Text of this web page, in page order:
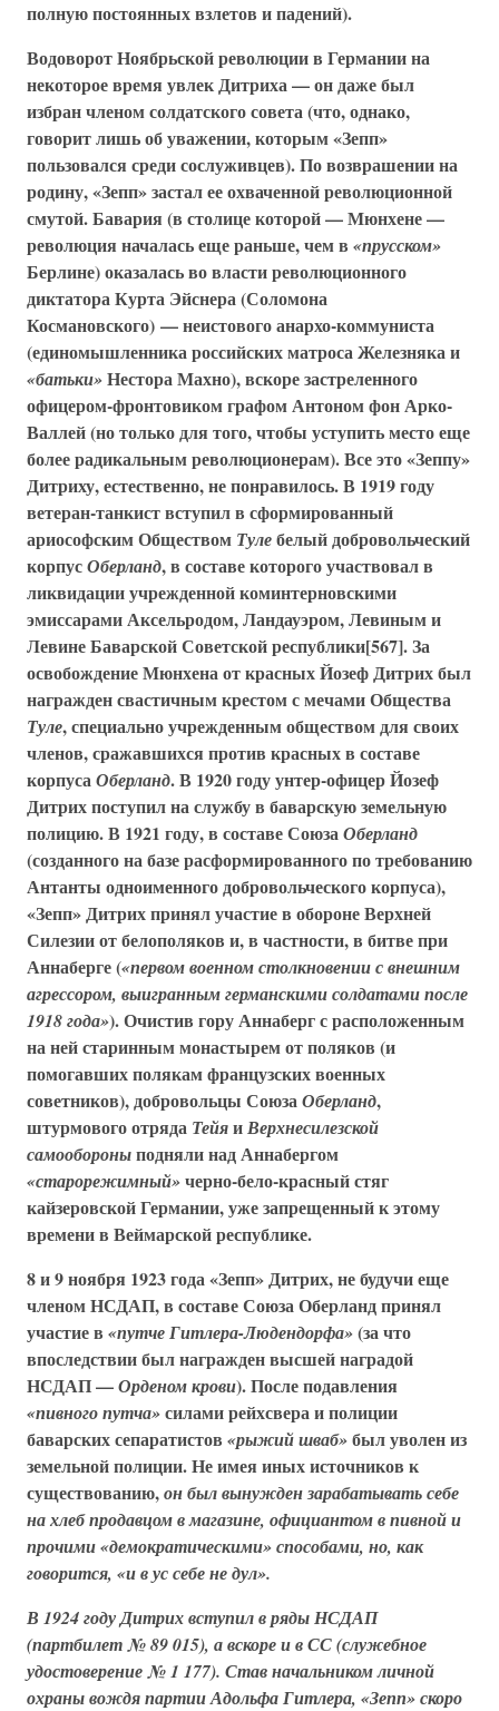
полную постоянных взлетов и падений).
Водоворот Ноябрьской революции в Германии на
некоторое время увлек Дитриха — он даже был
избран членом солдатского совета (что, однако,
говорит лишь об уважении, которым «Зепп»
пользовался среди сослуживцев). По возврашении на
родину, «Зепп» застал ее охваченной революционной
смутой. Бавария (в столице которой — Мюнхене —
революция началась еще раньше, чем в «прусском»
Берлине) оказалась во власти революционного
диктатора Курта Эйснера (Соломона
Космановского) — неистового анархо-коммуниста
(единомышленника российских матроса Железняка и
«батьки»Нестора Махно), вскоре застреленного
офицером-фронтовиком графом Антоном фон Арко-
Валлей (но только для того, чтобы уступить место еще
более радикальным революционерам). Все это «Зеппу»
Дитриху, естественно, не понравилось. В 1919 году
ветеран-танкист вступил в сформированный
ариософскимОбществом Тулебелыйдобровольческий
корпусОберланд, в составе которого участвовал в
ликвидации учрежденной коминтерновскими
эмиссарами Аксельродом, Ландауэром, Левиным и
ЛевинеБаварской Советской республики[567]. За
освобождение Мюнхена от красных Йозеф Дитрих был
награжден свастичным крестом с мечамиОбщества
Туле, специально учрежденным обществом для своих
членов, сражавшихся против красных в составе
корпусаОберланд. В 1920 году унтер-офицер Йозеф
Дитрих поступил на службу в баварскую земельную
полицию. В 1921 году, в составеСоюзаОберланд
(созданного на базе расформированного по требованию
Антанты одноименного добровольческого корпуса),
«Зепп» Дитрих принял участие в обороне Верхней
Силезии от белополяков и, в частности, в битве при
Аннаберге («первом военном столкновении с внешним
агрессором, выигранным германскими солдатами после
1918 года»). Очистив гору Аннаберг с расположенным
на ней старинным монастырем от поляков (и
помогавших полякам французских военных
советников), добровольцы СоюзаОберланд,
штурмового отряда ТейяиВерхнесилезской
самообороныподняли над Аннабергом
«старорежимный»черно-бело-красный стяг
кайзеровской Германии, уже запрещенный к этому
времени в Веймарской республике.
8 и 9 ноября 1923 года «Зепп» Дитрих, не будучи еще
членом НСДАП, в составеСоюза Оберландпринял
участие в «путче Гитлера-Людендорфа»(за что
впоследствии был награжден высшей наградой
НСДАП —Орденом крови). После подавления
«пивного путча»силами рейхсвера и полиции
баварских сепаратистов «рыжий шваб»был уволен из
земельной полиции. Не имея иных источников к
существованию,он был вынужден зарабатывать себе
на хлеб продавцом в магазине, официантом в пивной и
прочими«демократическими»способами, но, как
говорится, «и в ус себе не дул».
В 1924 году Дитрих вступил в ряды НСДАП
(партбилет № 89 015), а вскоре и в СС (служебное
удостоверение № 1 177). Став начальником личной
охраны вождя партии Адольфа Гитлера, «Зепп» скоро